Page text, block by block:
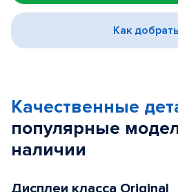
3
Как
Качественные
популярные
наличии
Дисплеи класса Original